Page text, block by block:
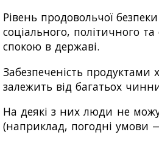
Рівень продовольчої
соціального, політичного
спокою в державі.
Забезпеченість продуктами
залежить від багатьох
На деякі з них люди не
(наприклад, погодні умови